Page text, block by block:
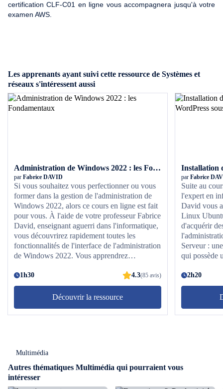
certification CLF-C01 en ligne vous accompagnera jusqu'à votre
examen AWS.
Les apprenants ayant suivi cette ressource de Systèmes et
réseaux s'intéressent aussi
Administration de Windows 2022 : les Fondamentaux
par Fabrice DAVID
Si vous souhaitez vous perfectionner ou vous
former dans la gestion de l'administration de
Windows 2022, alors ce cours en ligne est fait
pour vous. À l'aide de votre professeur Fabrice
David, enseignant aguerri dans l'informatique,
vous découvrirez rapidement toutes les
fonctionnalités de l'interface de l'administration
de Windows 2022. Vous apprendrez
Windows 2022, ou encore à activer Active
Directory, soit la mise en œuvre par Microsoft
des services d'annuaire, ainsi que créer un nom
de domaine. Vous découvrirez aussi dans ce
cours en ligne comment créer des unités
profils utilisateurs et des quotas de disque. En
quelques heures de cours à peine, vous serez
capable de gérer à la perfection l'administration
de Windows 2022 pour votre entreprise ou vos
1h30 4.3(85 avis)
Découvrir la ressource
par Fabrice
Suite au
l'expert en
David vous
Linux
d'acquérir
Serveur :
qui possède
apprendrez
réseaux sur
Ubuntu, un
modifiable.
mettre en
Apache, au
de
2h20
Multimédia
Autres thématiques Multimédia qui pourraient vous
intéresser